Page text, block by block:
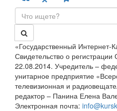
«Государственный Интернет-
Свидетельство о
22.08.2014. Учредитель –
унитарное предприятие
телевизионная и
редактор – Панина Елена
Электронная почта: